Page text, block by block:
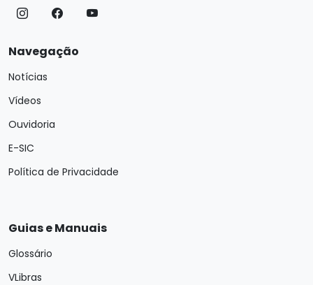
Navegação
Notícias
Vídeos
Ouvidoria
E-SIC
Política de Privacidade
Guias e Manuais
Glossário
VLibras